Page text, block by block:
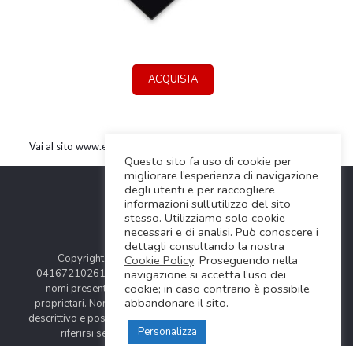
ACQUISTA
Vai al sito www.elektron.se
Copyright © 2024 Soundwave Distribution Srl - P.I.
04167210261 |
COOKIES POLICY| Tutti i marchi, i prodotti e i
nomi presentati in questo sito sono registrati dai legittimi
proprietari. Nomi e caratteristiche sono citati solamente al fine
descrittivo e possono variare senza obbligo di preavviso, quindi
riferirsi sempre ai siti web dei rispettivi costruttori.
Questo sito fa uso di cookie per
migliorare l’esperienza di navigazione
degli utenti e per raccogliere
informazioni sull’utilizzo del sito
stesso. Utilizziamo solo cookie
necessari e di analisi. Può conoscere i
dettagli consultando la nostra
Cookie Policy. Proseguendo nella
navigazione si accetta l’uso dei
cookie; in caso contrario è possibile
abbandonare il sito.
Personalizza